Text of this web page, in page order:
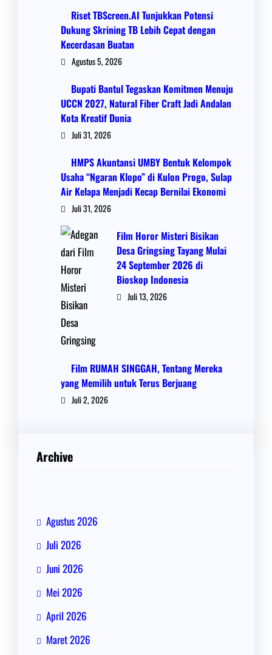
Riset TBScreen.AI Tunjukkan Potensi
Dukung Skrining TB Lebih Cepat dengan
Kecerdasan Buatan
Agustus 5, 2026
Bupati Bantul Tegaskan Komitmen Menuju
UCCN 2027, Natural Fiber Craft Jadi Andalan
Kota Kreatif Dunia
Juli 31, 2026
HMPS Akuntansi UMBY Bentuk Kelompok
Usaha “Ngaran Klopo” di Kulon Progo, Sulap
Air Kelapa Menjadi Kecap Bernilai Ekonomi
Juli 31, 2026
Film Horor Misteri Bisikan
Desa Gringsing Tayang Mulai
24 September 2026 di
Bioskop Indonesia
Juli 13, 2026
Film RUMAH SINGGAH, Tentang Mereka
yang Memilih untuk Terus Berjuang
Juli 2, 2026
Archive
Agustus 2026
Juli 2026
Juni 2026
Mei 2026
April 2026
Maret 2026